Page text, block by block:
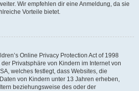
Wir empfehlen dir eine Anmeldung, da sie
Vorteile bietet.
Online Privacy Protection Act of 1998
Privatsphäre von Kindern im Internet von
welches festlegt, dass Websites, die
von Kindern unter 13 Jahren erheben,
beziehungsweise des oder der